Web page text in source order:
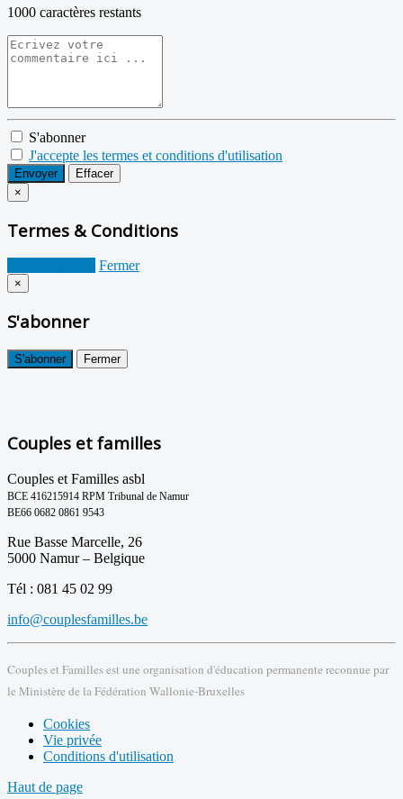
1000 caractères restants
S'abonner
J'accepte les termes et conditions d'utilisation
Envoyer
Effacer
×
Termes & Conditions
Fermer
×
S'abonner
S'abonner Fermer
Couples et familles
Couples et Familles asbl
BCE 416215914 RPM Tribunal de Namur
BE66 0682 0861 9543
Rue Basse Marcelle, 26
5000 Namur – Belgique
Tél : 081 45 02 99
info@couplesfamilles.be
Couples et Familles est une organisation d'éducation permanente reconnue par
le Ministère de la Fédération Wallonie-Bruxelles
Cookies
Vie privée
Conditions d'utilisation
Haut de page